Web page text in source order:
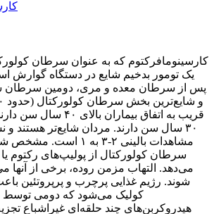
کارسینومافرکتوم که به عنوان سرطان
یک تومور بدخیم شایع در دستگاه گوارش
پس از سرطان معده و مری، دومین سرطان
۳۰ سال سن دارند. مردان شایع‌تر هستند
مشاهدات بالینی ۲-۳ به
سرطان کولورکتال از پولیپ‌های رکتوم
می‌دهد. التهاب مزمن روده، برخی از آنها
شوند. رژیم غذایی پرچرب و پرپروتئین
کولیک می‌شود که دومی توسط
هیدروکربن‌های چند حلقه‌ای غیراشباع